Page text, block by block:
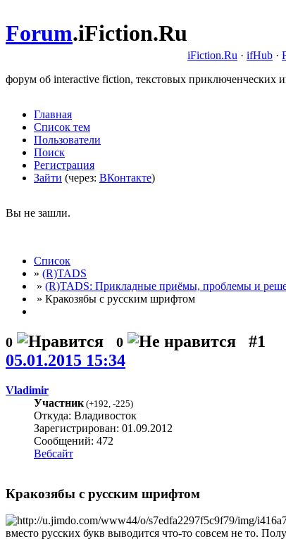
Forum.iFiction.Ru
iFiction.Ru · ifHub ·
форум об interactive fiction, текстовых приключенческих
Главная
Список тем
Пользователи
Поиск
Регистрация
Зайти (через: ВКонтакте)
Вы не зашли.
Список
» (R)TADS
» (R)TADS: Прикладные приёмы, проблемы и
» Кракозябы с русским шрифтом
0 0
#1
05.01.2015 15:34
Vladimir
Участник (+192 -225)
Откуда: Владивосток
Зарегистрирован: 01.09.2012
Сообщений: 472
Вебсайт
Кракозябы с русским шрифтом
вместо русских букв выводится что-то совсем не то.